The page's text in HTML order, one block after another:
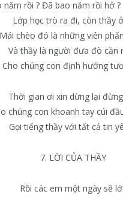
năm rồi ? Đã bao năm rồi hở
Lớp học trò ra đi, còn thầy
Mái chèo đó là những viên
Và thầy là người đưa đò cần
Cho chúng con định hướng
Thời gian ơi xin dừng lại
chúng con khoanh tay cúi
Gọi tiếng thầy với tất cả tin
7. LỜI CỦA THẦY
Rồi các em một ngày sẽ